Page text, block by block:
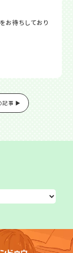
お待ちしており
記事 ▶